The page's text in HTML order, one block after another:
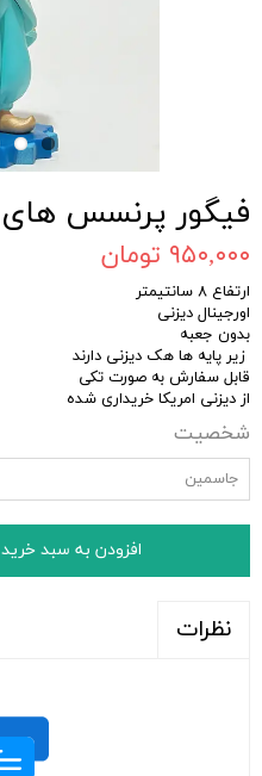
فیگور پرنسس
۹۵۰,۰۰۰ تومان
ارتفاع ۸ سانتیمتر
اورجینال دیزنی
بدون جعبه
زیر پایه ها هک دیزنی دارند
قابل سفارش به صورت تکی
از دیزنی امریکا خریداری شده
شخصیت
جاسمین
افزودن به سبد خرید
نظرات